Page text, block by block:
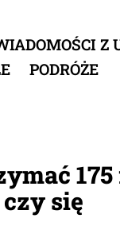
Z
PODRÓŻE
się